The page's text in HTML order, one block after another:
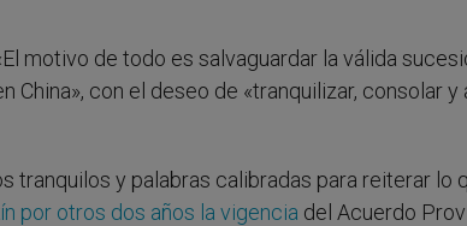
motivo de todo es salvaguardar la válida
con el deseo de «tranquilizar, consolar y
tranquilos y palabras calibradas para reiterar lo
por otros dos años la vigencia del Acuerdo